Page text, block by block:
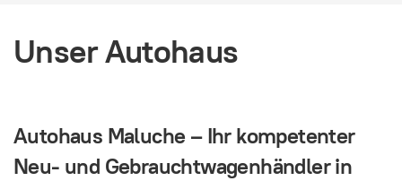
Unser Autohaus
Autohaus Maluche – Ihr kompetenter
Neu- und Gebrauchtwagenhändler in